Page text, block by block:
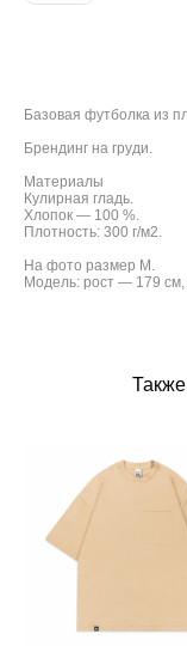
Базовая футболка из
Брендинг на груди.
Материалы
Кулирная гладь.
Хлопок — 100 %.
Плотность: 300 г/м2.
На фото размер М.
Модель: рост — 179 см,